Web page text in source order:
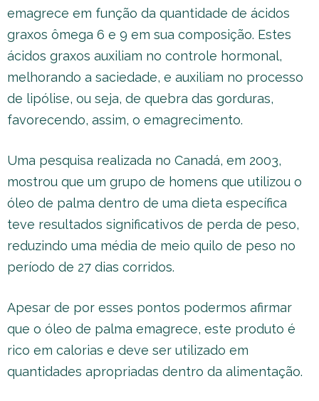
emagrece em função da quantidade de ácidos
graxos ômega 6 e 9 em sua composição. Estes
ácidos graxos auxiliam no controle hormonal,
melhorando a saciedade, e auxiliam no processo
de lipólise, ou seja, de quebra das gorduras,
favorecendo, assim, o emagrecimento.
Uma pesquisa realizada no Canadá, em 2003,
mostrou que um grupo de homens que utilizou o
óleo de palma dentro de uma dieta específica
teve resultados significativos de perda de peso,
reduzindo uma média de meio quilo de peso no
período de 27 dias corridos.
Apesar de por esses pontos podermos afirmar
que o óleo de palma emagrece, este produto é
rico em calorias e deve ser utilizado em
quantidades apropriadas dentro da alimentação.